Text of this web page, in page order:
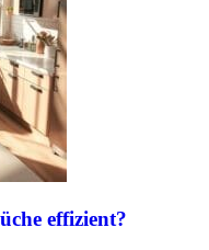
effizient?